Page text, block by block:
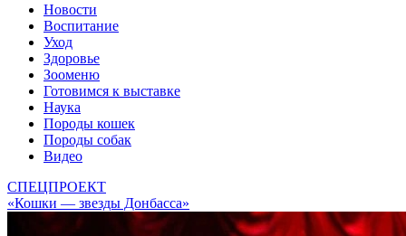
Новости
Воспитание
Уход
Здоровье
Зооменю
Готовимся к выставке
Наука
Породы кошек
Породы собак
Видео
СПЕЦПРОЕКТ
«Кошки — звезды Донбасса»